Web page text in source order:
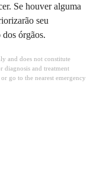
Se houver alguma
seu
órgãos.
and does not constitute
diagnosis and treatment
go to the nearest emergency